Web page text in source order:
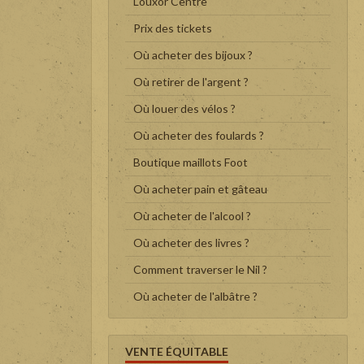
Prix des tickets
Où acheter des bijoux ?
Où retirer de l'argent ?
Où louer des vélos ?
Où acheter des foulards ?
Boutique maillots Foot
Où acheter pain et gâteau
Où acheter de l'alcool ?
Où acheter des livres ?
Comment traverser le Nil ?
Où acheter de l'albâtre ?
VENTE ÉQUITABLE